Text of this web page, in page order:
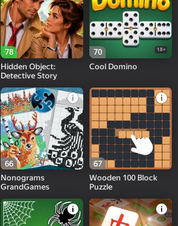
78
Hidden Object:
Detective Story
70 18+
Cool Domino
66
Nonograms
GrandGames
67
Wooden 100 Block
Puzzle